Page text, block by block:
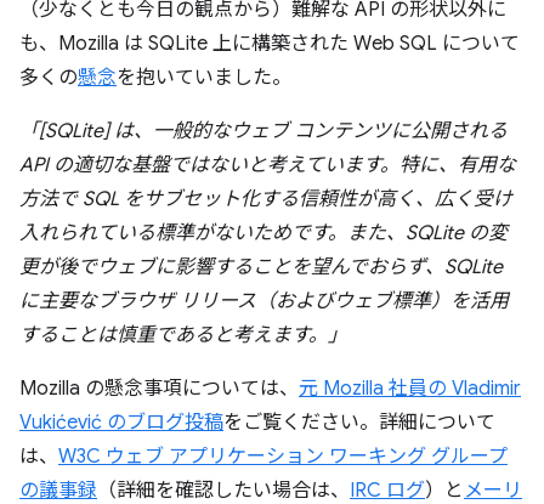
（少なくとも今日の観点から）難解な API の形状以外に
も、Mozilla は SQLite 上に構築された Web SQL について
多くの懸念を抱いていました。
「[SQLite] は、一般的なウェブ コンテンツに公開される
API の適切な基盤ではないと考えています。特に、有用な
方法で SQL をサブセット化する信頼性が高く、広く受け
入れられている標準がないためです。また、SQLite の変
更が後でウェブに影響することを望んでおらず、SQLite
に主要なブラウザ リリース（およびウェブ標準）を活用
することは慎重であると考えます。」
Mozilla の懸念事項については、 元 Mozilla 社員の Vladimir
Vukićević のブログ投稿をご覧ください。詳細について
は、 W3C ウェブ アプリケーション ワーキング グループ
の議事録 （詳細を確認したい場合は、 IRC ログ）と メーリ